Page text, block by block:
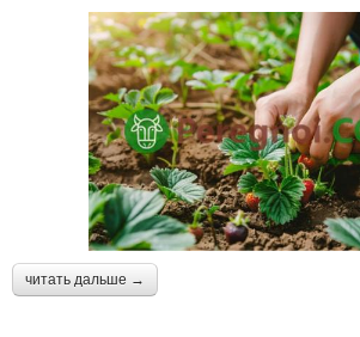
читать дальше →